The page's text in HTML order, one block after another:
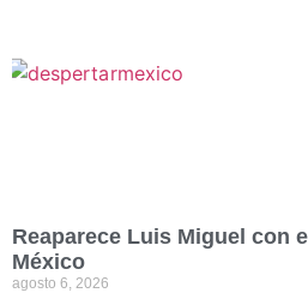
Reaparece Luis Miguel con
México
agosto 6, 2026